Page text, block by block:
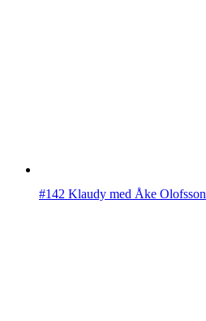
#142 Klaudy med Åke Olofsson